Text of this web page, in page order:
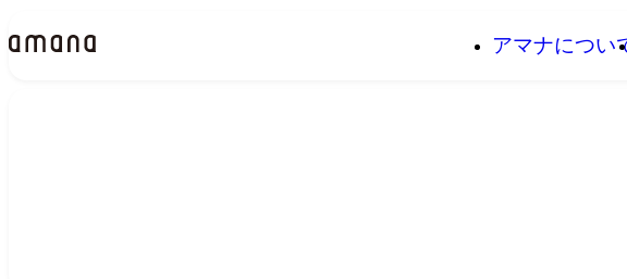
アマナについ